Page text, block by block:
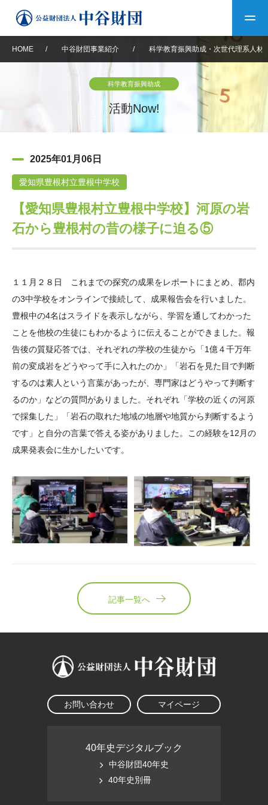
中谷財団について
設立趣意書
沿革 40年史デジタルブック
中谷財団40年史
役員・評議員 公開情報
年報一覧 中谷財団レポート
中谷財団事業紹介
神戸賞 長期大型研究助成
大学院生奨学金
国際学生交流プログラ
ム
科学教育振興助成・
次世代理系人材育成プ
ログラム助成
中谷財団動画紹介
その他情報
アクセス よくあるご質問
サイトマップ 中谷財団アーカイブ
日本語 English マイページ
HOME / 中谷財団事業紹介 / 科学教育振興助成・次世代理系人材
科学教育振興助成
活動Now!
2025年01月06日
愛知県豊根村立豊根中学校
【愛知県豊根村立豊根中学校】河原の岩
石から豊根村の昔の様子に迫る⑤
１１月２８日 これまでの探究の成果をレポートにまとめ、郡内
の3中学校をオンラインで接続して、成果報告会を行いました。
豊根中の4名はスライドを表示しながら、学習を通してわかった
ことを他校の生徒にもわかるように伝えることができました。報
告後の質疑応答では、それぞれの学校の生徒から「1億４千万年
前の変成岩をどうやって手に入れたのか」「岩石を見た目で判断
するのは素人という言葉があったが、専門家はどうやって判断す
るのか」などの質問がありました。それぞれ「学校の近くの河原
で採集した」「岩石の取れた地域の地層や地質から判断するよう
です」と自分の言葉で答える姿がありました。この経験を12月の
成果発表会に生かしたいです。
記事一覧へ
お問い合わせ マイページ
40年史デジタルブック
中谷財団40年史
40年史別冊